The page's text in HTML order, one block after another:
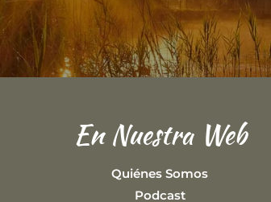
En Nuestra Web
Quiénes Somos
Podcast